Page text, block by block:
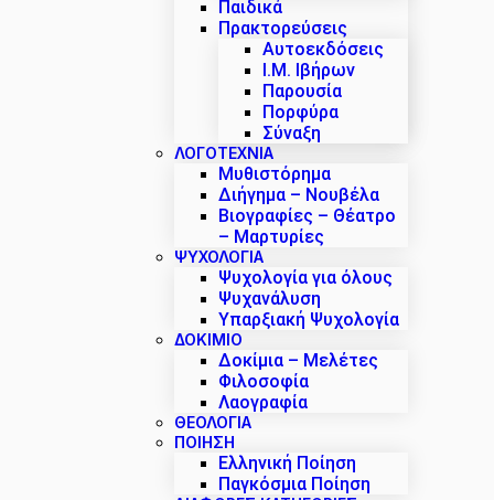
Παιδικά
Πρακτoρεύσεις
Αυτοεκδόσεις
Ι.Μ. Ιβήρων
Παρουσία
Πορφύρα
Σύναξη
ΛΟΓΟΤΕΧΝΙΑ
Μυθιστόρημα
Διήγημα – Νουβέλα
Βιογραφίες – Θέατρο
– Μαρτυρίες
ΨΥΧΟΛΟΓΙΑ
Ψυχολογία για όλους
Ψυχανάλυση
Υπαρξιακή Ψυχολογία
ΔΟΚΊΜΙΟ
Δοκίμια – Μελέτες
Φιλοσοφία
Λαογραφία
ΘΕΟΛΟΓΙΑ
ΠΟΙΗΣΗ
Ελληνική Ποίηση
Παγκόσμια Ποίηση